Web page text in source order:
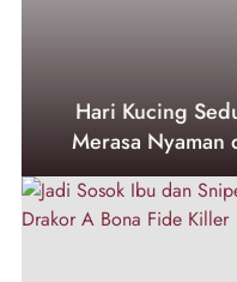
Hari Kucing
Merasa Nyaman